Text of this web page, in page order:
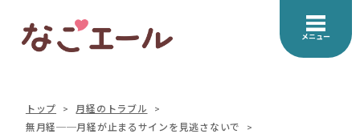
メニュー
トップ
月経のトラブル
無月経──月経が止まるサインを見逃さないで